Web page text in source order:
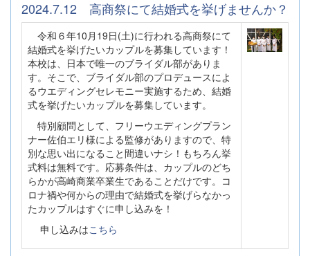
2024.7.12 高商祭にて結婚式を挙げませんか？
令和６年10月19日(土)に行われる高商祭にて
結婚式を挙げたいカップルを募集しています！
本校は、日本で唯一のブライダル部がありま
す。そこで、ブライダル部のプロデュースによ
るウエディングセレモニー実施するため、結婚
式を挙げたいカップルを募集しています。
特別顧問として、フリーウエディングプラン
ナー佐伯エリ様による監修がありますので、特
別な思い出になること間違いナシ！もちろん挙
式料は無料です。応募条件は、カップルのどち
らかが高崎商業卒業生であることだけです。コ
ロナ禍や何からの理由で結婚式を挙げらなかっ
たカップルはすぐに申し込みを！
申し込みはこちら